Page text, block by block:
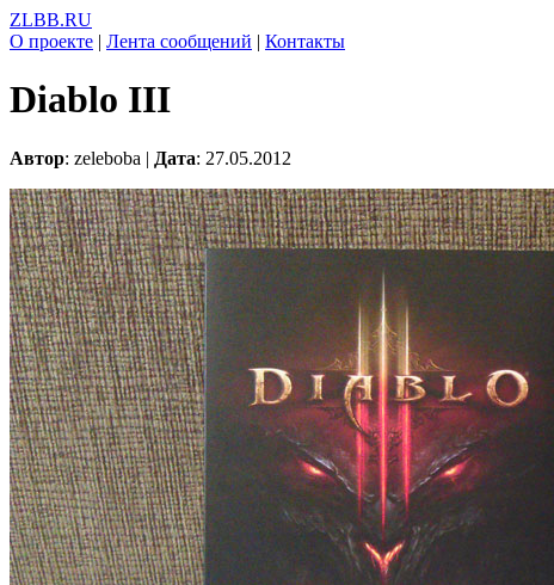
ZLBB.RU
О проекте | Лента сообщений | Контакты
Diablo III
Автор: zeleboba | Дата: 27.05.2012